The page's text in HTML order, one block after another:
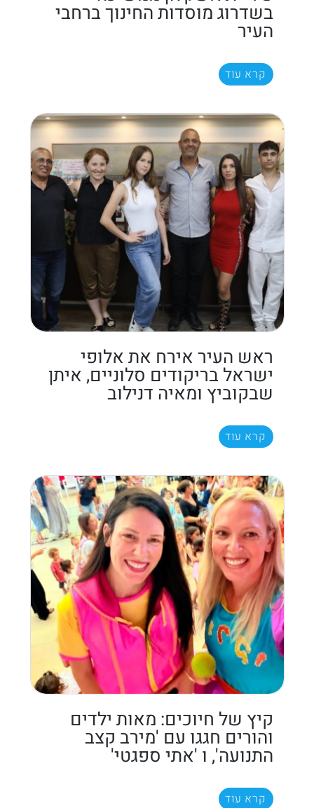
בשדרוג מוסדות החינוך ברחבי
העיר
קרא עוד
ראש העיר אירח את אלופי
ישראל בריקודים סלוניים, איתן
שבקוביץ ומאיה דנילוב
קרא עוד
קיץ של חיוכים: מאות ילדים
והורים חגגו עם 'מירב קצב
התנועה', ו 'אתי ספגטי'
קרא עוד